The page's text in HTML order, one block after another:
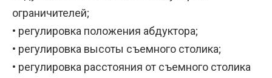
ограничителей;
• регулировка положения абдуктора;
• регулировка высоты съемного столика;
• регулировка расстояния от съемного столика